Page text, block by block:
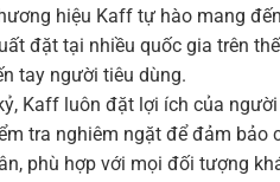
hiệu Kaff tự hào mang
đặt tại nhiều quốc gia trên
tay người tiêu dùng.
Kaff luôn đặt lợi ích của
tra nghiêm ngặt để đảm
phù hợp với mọi đối tượng